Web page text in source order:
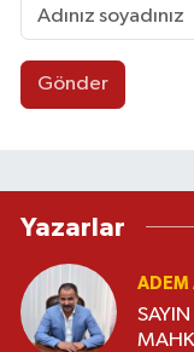
Gönder
Yazarlar
ADEM